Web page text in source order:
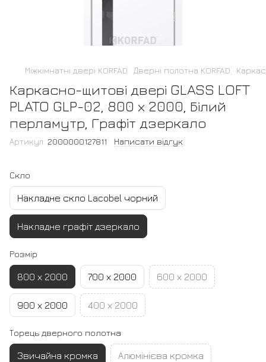
Міжкімнатні двері KORFAD Дверні полотна KORFAD
Каркасно-щитові двері GLASS LOFT
PLATO GLP-02, 800 х 2000, Білий
перламутр, Графіт дзеркало
Артикул: 2000000127811 Написати відгук
Скло
Накладне скло Lacobel чорний
Накладне графіт дзеркало
Розмір
800 х 2000 700 х 2000 600 х 2000
900 х 2000 400 х 2000
Торець дверного полотна
Звичайна кромка Алюмінієва кромка